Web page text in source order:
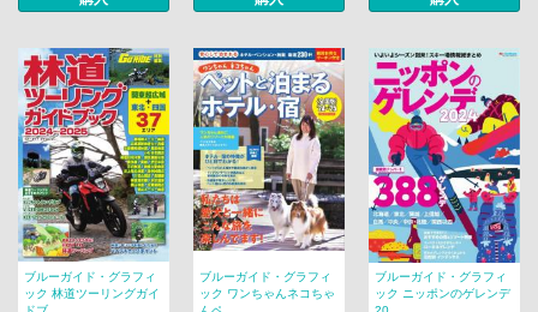
ブルーガイド・グラフィ
ック 林道ツーリングガイ
ブルーガイド・グラフィ
ック ワンちゃんネコちゃ
ブルーガイド・グラフィ
ック ニッポンのゲレンデ